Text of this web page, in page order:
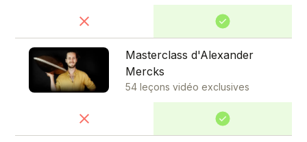
Masterclass d'Alexander
Mercks
54 leçons vidéo exclusives